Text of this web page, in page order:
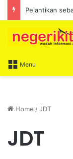
Menu
Home /JDT
JDT